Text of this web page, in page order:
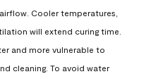
Cooler temperatures,
will extend curing time.
and more vulnerable to
cleaning. To avoid water